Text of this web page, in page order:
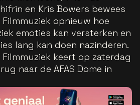
en Kris Bowers bewees
opnieuw hoe
emoties kan versterken en
lang kan doen nazinderen.
Filmmuziek keert op zaterdag
naar de AFAS Dome in